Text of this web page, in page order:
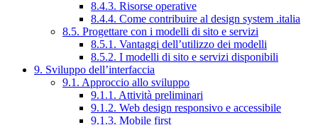
8.4.3. Risorse operative
8.4.4. Come contribuire al design system .italia
8.5. Progettare con i modelli di sito e servizi
8.5.1. Vantaggi dell’utilizzo dei modelli
8.5.2. I modelli di sito e servizi disponibili
9. Sviluppo dell’interfaccia
9.1. Approccio allo sviluppo
9.1.1. Attività preliminari
9.1.2. Web design responsivo e accessibile
9.1.3. Mobile first